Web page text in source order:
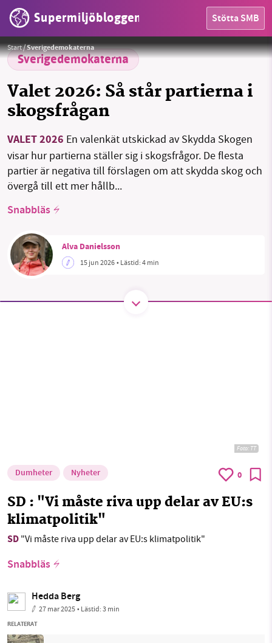
Supermiljöbloggen Stötta SMB
OMRÅDEN
MILJÖFAKTA
OM OSS
Facebook
Start/Sverigedemokaterna
Sverigedemokaterna
Valet 2026: Så står partierna i
skogsfrågan
VALET 2026 En valenkät utskickad av Skydda Skogen
visar hur partierna ställer sig i skogsfrågor. De flesta
partier är negativa till förslagen om att skydda skog och
övergå till ett mer hållb...
Snabbläs
Alva Danielsson
15 jun 2026• Lästid:4 min
Foto: Privat/Skydda skogen
Foto: TT
Dumheter Nyheter 0
SD : "Vi måste riva upp delar av EU:s
klimatpolitik"
SD "Vi måste riva upp delar av EU:s klimatpolitik"
Snabbläs
Hedda Berg
27 mar 2025• Lästid:3 min
RELATERAT
Läs vad vi vill göra